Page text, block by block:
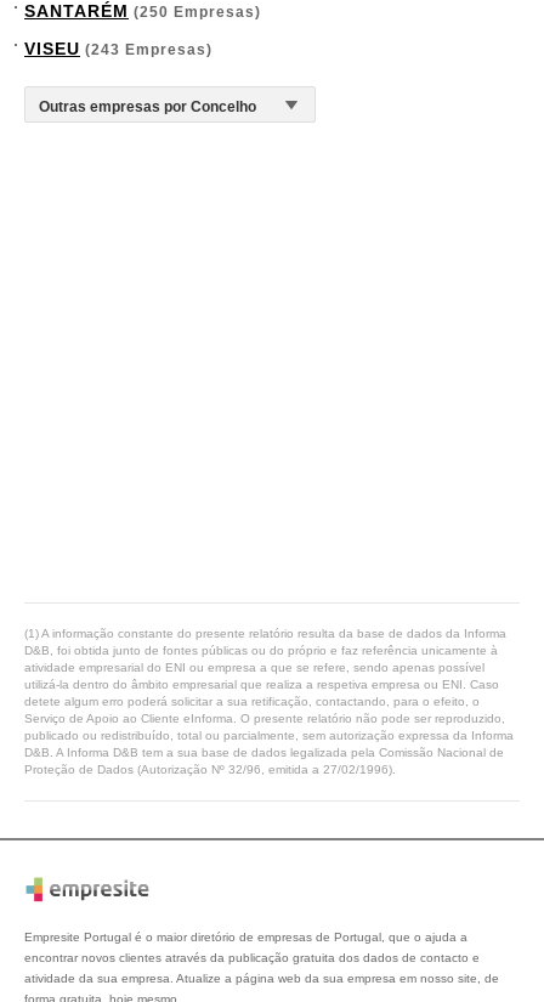
SANTARÉM (250 Empresas)
VISEU (243 Empresas)
(1) A informação constante do presente relatório resulta da base de dados da Informa
D&B, foi obtida junto de fontes públicas ou do próprio e faz referência unicamente à
atividade empresarial do ENI ou empresa a que se refere, sendo apenas possível
utilizá-la dentro do âmbito empresarial que realiza a respetiva empresa ou ENI. Caso
detete algum erro poderá solicitar a sua retificação, contactando, para o efeito, o
Serviço de Apoio ao Cliente eInforma. O presente relatório não pode ser reproduzido,
publicado ou redistribuído, total ou parcialmente, sem autorização expressa da Informa
D&B. A Informa D&B tem a sua base de dados legalizada pela Comissão Nacional de
Proteção de Dados (Autorização Nº 32/96, emitida a 27/02/1996).
Empresite Portugal é o maior diretório de empresas de Portugal, que o ajuda a
encontrar novos clientes através da publicação gratuita dos dados de contacto e
atividade da sua empresa. Atualize a página web da sua empresa em nosso site, de